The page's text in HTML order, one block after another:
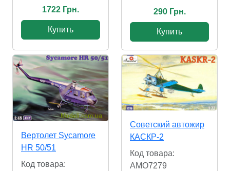
1722 Грн.
Купить
290 Грн.
Купить
Вертолет Sycamore
HR 50/51
Код товара:
Советский автожир
КАСКР-2
Код товара:
AMO7279